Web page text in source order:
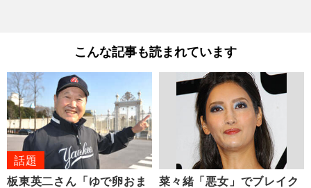
こんな記事も読まれています
話題
板東英二さん「ゆで卵おま
菜々緒「悪女」でブレイク